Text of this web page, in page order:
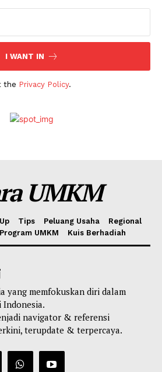
I WANT IN
the Privacy Policy.
UMKM
Tips Peluang Usaha
Regional
Program UMKM Kuis Berhadiah
yang memfokuskan diri dalam
Indonesia.
navigator & referensi
terupdate & terpercaya.